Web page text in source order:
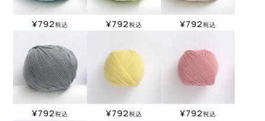
¥792税込 ¥792税込 ¥792税込
¥792税込 ¥792税込 ¥792税込